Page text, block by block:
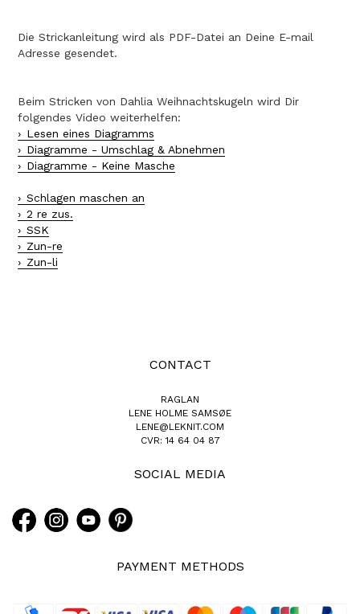
Die Strickanleitung wird als PDF-Datei an Deine E-mail
Adresse gesendet.
Beim Stricken von Dahlia Weihnachtskugeln wird Dir
folgendes Video weiterhelfen:
Lesen eines Diagramms
Diagramme - Umschlag & Abnehmen
Diagramme - Keine Masche
Schlagen maschen an
2 re zus.
SSK
Zun-re
Zun-li
CONTACT
RAGLAN
LENE HOLME SAMSØE
LENE@LEKNIT.COM
CVR: 14 64 04 87
SOCIAL MEDIA
PAYMENT METHODS